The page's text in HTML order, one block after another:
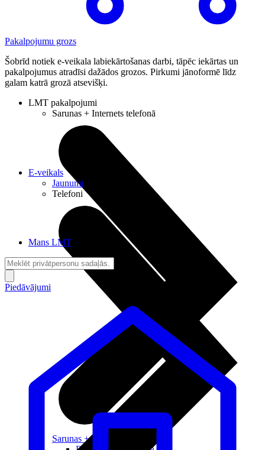
Pakalpojumu grozs
Šobrīd notiek e-veikala labiekārtošanas darbi, tāpēc iekārtas un
pakalpojumus atradīsi dažādos grozos. Pirkumi jānoformē līdz
galam katrā grozā atsevišķi.
LMT pakalpojumi
Sarunas + Internets telefonā
Sarunas + Internets
E-veikals
Jaunumi
Telefoni
Mans LMT
Piedāvājumi